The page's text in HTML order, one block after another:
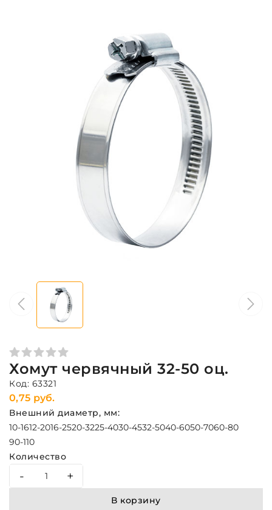
Хомут червячный 32-50 оц.
Код: 63321
0,75 руб.
Внешний диаметр, мм:
10-1612-2016-2520-3225-4030-4532-5040-6050-7060-80
90-110
Количество
- +
В корзину